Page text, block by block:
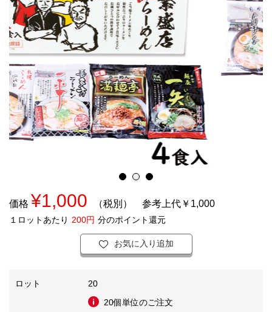
価格 ¥1,000 （税別） 参考上代￥1,000
１ロットあたり 200円 分のポイント還元
お気に入り追加
ロット
20
20個単位のご注文